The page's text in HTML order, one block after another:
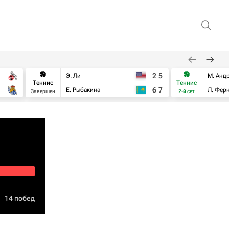
Теннис
Завершен
Э. Ли
Е. Рыбакина
2 5
6 7
Теннис
2-й сет
М.
Л.
14 побед